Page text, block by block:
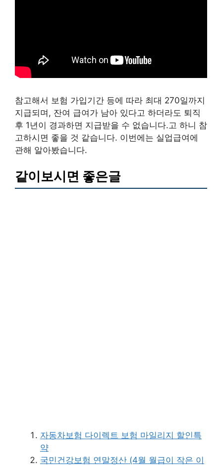
참고해서 보험 가입기간 등에 따라 최대 270일까지
지급되며, 잔여 급여가 남아 있다고 하더라도 퇴직
후 1년이 경과하면 지급받을 수 없습니다.고 하니 참
고하시면 좋을 것 같습니다. 이번에는 실업급여에
관해 알아봤습니다.
같이보시면 좋은글
자동차보험 다이렉트 보험 마일리지 할인특
약
국민건강보험 연말정산 (4월 월급이 작은 이